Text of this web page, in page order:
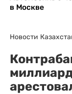
в Москве
Новости